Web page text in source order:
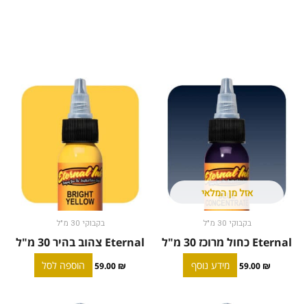
אזל מן המלאי
בקבוקי 30 מ"ל
Eternal כחול מרוכז 30 מ"ל
59.00 ₪ מידע נוסף
בקבוקי 30 מ"ל
Eternal צהוב בהיר 30 מ"ל
59.00 ₪ הוספה לסל